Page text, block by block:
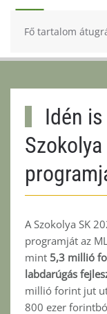
Fő tartalom
Idén
A Szokolya SK
programját az
mint 5,3 millió
labdarúgás
millió forint jut
800 ezer